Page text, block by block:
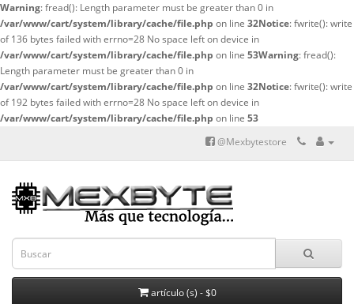
Warning: fread(): Length parameter must be greater than 0 in
/var/www/cart/system/library/cache/file.php on line 32Notice: fwrite(): write
of 136 bytes failed with errno=28 No space left on device in
/var/www/cart/system/library/cache/file.php on line 53Warning: fread():
Length parameter must be greater than 0 in
/var/www/cart/system/library/cache/file.php on line 32Notice: fwrite(): write
of 192 bytes failed with errno=28 No space left on device in
/var/www/cart/system/library/cache/file.php on line 53
@Mexbytestore
artículo (s) - $0